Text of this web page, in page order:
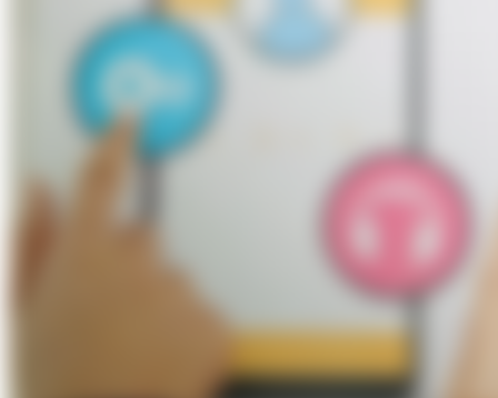
Förderungen